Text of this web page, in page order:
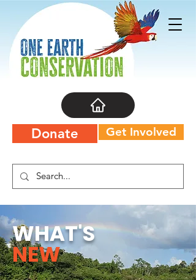
Donate Get Involved
WHAT'S
NEW